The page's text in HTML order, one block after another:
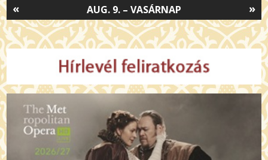
»
AUG. 9. – VASÁRNAP
«